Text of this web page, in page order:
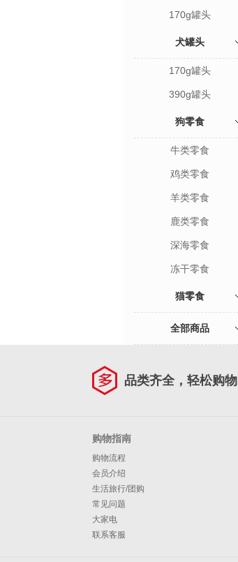
170g罐头
犬罐头
170g罐头
390g罐头
狗零食
牛类零食
鸡类零食
羊类零食
鹿类零食
深海零食
冻干零食
猫零食
全部商品
品类齐全，轻松购物
购物指南
购物流程
会员介绍
生活旅行/团购
常见问题
大家电
联系客服